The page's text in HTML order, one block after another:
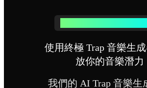
使用終極 Trap 音樂生
放你的音樂潛力
我們的 AI Trap 音樂生